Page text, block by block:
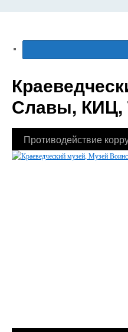
Славы,
Противодействие